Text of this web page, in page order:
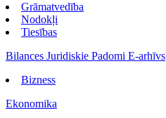
Grāmatvedība
Nodokļi
Tiesības
Bilances Juridiskie Padomi E-arhīvs
Bizness
Ekonomika